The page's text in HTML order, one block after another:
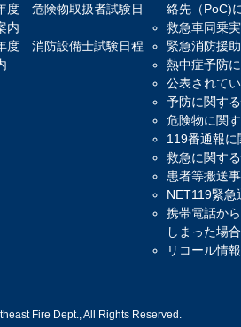
度 危険物取扱者試験日
内
度 消防設備士試験日程
絡先（PoC)
救急車同乗
緊急消防援
熱中症予防
公表されて
予防に関す
危険物に関
119番通報に
救急に関す
患者等搬送
NET119緊急
携帯電話か
しまった場
リコール情
Fire Dept., All Rights Reserved.